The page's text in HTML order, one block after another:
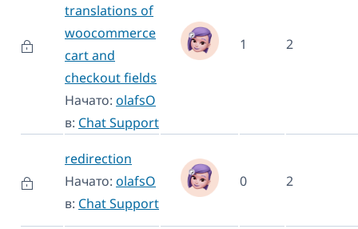
translations of
woocommerce
cart and
checkout fields
Начато: olafsO
в: Chat Support
1 2
redirection
Начато: olafsO
в: Chat Support
0 2